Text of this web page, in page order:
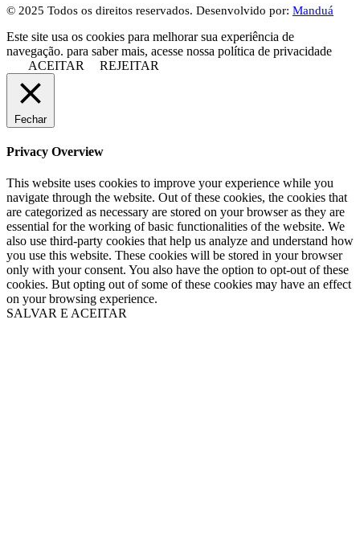
© 2025 Todos os direitos reservados. Desenvolvido por: Manduá
Este site usa os cookies para melhorar sua experiência de
navegação. para saber mais, acesse nossa política de privacidade
ACEITAR
REJEITAR
Fechar
Privacy Overview
This website uses cookies to improve your experience while you
navigate through the website. Out of these cookies, the cookies that
are categorized as necessary are stored on your browser as they are
essential for the working of basic functionalities of the website. We
also use third-party cookies that help us analyze and understand how
you use this website. These cookies will be stored in your browser
only with your consent. You also have the option to opt-out of these
cookies. But opting out of some of these cookies may have an effect
on your browsing experience.
SALVAR E ACEITAR